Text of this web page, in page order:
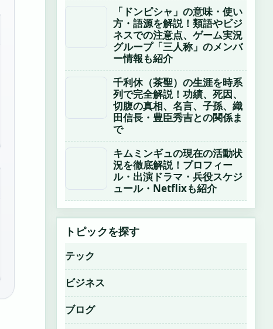
「ドンピシャ」の意味・使い
方・語源を解説！類語やビジ
ネスでの注意点、ゲーム実況
グループ「三人称」のメンバ
ー情報も紹介
千利休（茶聖）の生涯を時系
列で完全解説！功績、死因、
切腹の真相、名言、子孫、織
田信長・豊臣秀吉との関係ま
で
キムミンギュの現在の活動状
況を徹底解説！プロフィー
ル・出演ドラマ・兵役スケジ
ュール・Netflixも紹介
トピックを探す
テック
ビジネス
ブログ